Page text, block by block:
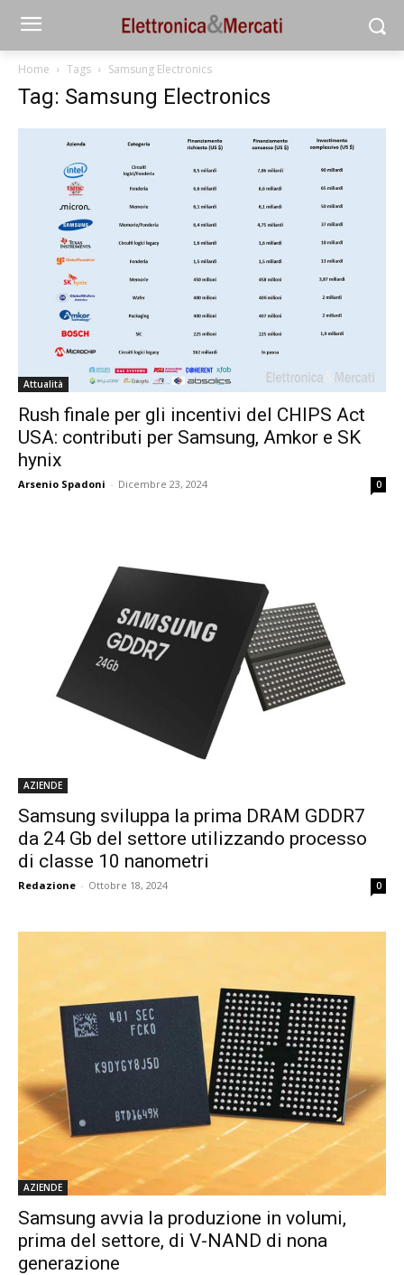
Home Tags Samsung Electronics
Tag: Samsung Electronics
Attualità
Rush finale per gli incentivi del CHIPS Act
USA: contributi per Samsung, Amkor e SK
hynix
Arsenio Spadoni - Dicembre 23, 2024 0
AZIENDE
Samsung sviluppa la prima DRAM GDDR7
da 24 Gb del settore utilizzando processo
di classe 10 nanometri
Redazione - Ottobre 18, 2024 0
AZIENDE
Samsung avvia la produzione in volumi,
prima del settore, di V-NAND di nona
generazione